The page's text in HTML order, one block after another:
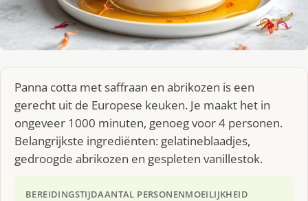
Panna cotta met saffraan en abrikozen is een
gerecht uit de Europese keuken. Je maakt het in
ongeveer 1000 minuten, genoeg voor 4 personen.
Belangrijkste ingrediënten: gelatineblaadjes,
gedroogde abrikozen en gespleten vanillestok.
BEREIDINGSTIJDAANTAL PERSONENMOEILIJKHEID